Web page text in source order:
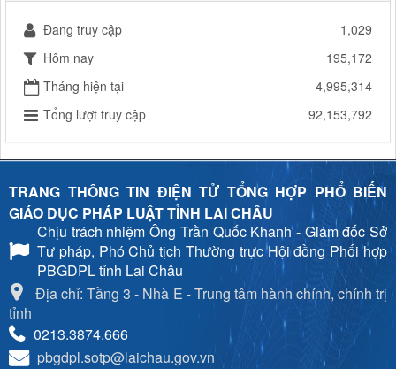
Đang truy cập
1,029
Hôm nay
195,172
Tháng hiện tại
4,995,314
Tổng lượt truy cập
92,153,792
TRANG THÔNG TIN ĐIỆN TỬ TỔNG HỢP PHỔ BIẾN
GIÁO DỤC PHÁP LUẬT TỈNH LAI CHÂU
Chịu trách nhiệmÔng Trần Quốc Khanh - Giám đốc Sở
Tư pháp, Phó Chủ tịch Thường trực Hội đồng Phối hợp
PBGDPL tỉnh Lai Châu
Địa chỉ: Tầng 3 - Nhà E - Trung tâm hành chính, chính trị
tỉnh
0213.3874.666
pbgdpl.sotp@laichau.gov.vn